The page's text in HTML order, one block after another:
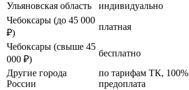
Ульяновская область
индивидуально
Чебоксары (до 45 000
₽)
платная
Чебоксары (свыше 45
000 ₽)
бесплатно
Другие города
России
по тарифам ТК, 100%
предоплата